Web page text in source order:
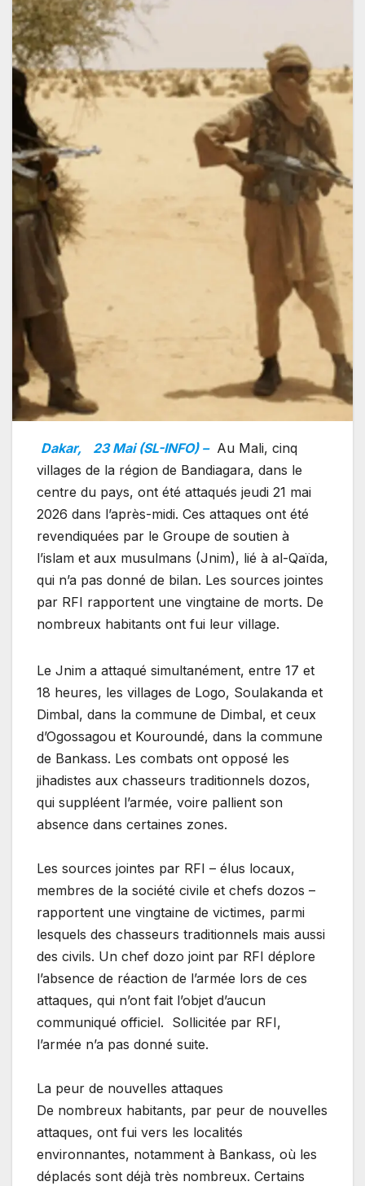
Dakar, 23 Mai (SL-INFO) – Au Mali, cinq
villages de la région de Bandiagara, dans le
centre du pays, ont été attaqués jeudi 21 mai
2026 dans l’après-midi. Ces attaques ont été
revendiquées par le Groupe de soutien à
l’islam et aux musulmans (Jnim), lié à al-Qaïda,
qui n’a pas donné de bilan. Les sources jointes
par RFI rapportent une vingtaine de morts. De
nombreux habitants ont fui leur village.
Le Jnim a attaqué simultanément, entre 17 et
18 heures, les villages de Logo, Soulakanda et
Dimbal, dans la commune de Dimbal, et ceux
d’Ogossagou et Kouroundé, dans la commune
de Bankass. Les combats ont opposé les
jihadistes aux chasseurs traditionnels dozos,
qui suppléent l’armée, voire pallient son
absence dans certaines zones.
Les sources jointes par RFI – élus locaux,
membres de la société civile et chefs dozos –
rapportent une vingtaine de victimes, parmi
lesquels des chasseurs traditionnels mais aussi
des civils. Un chef dozo joint par RFI déplore
l’absence de réaction de l’armée lors de ces
attaques, qui n’ont fait l’objet d’aucun
communiqué officiel. Sollicitée par RFI,
l’armée n’a pas donné suite.
La peur de nouvelles attaques
De nombreux habitants, par peur de nouvelles
attaques, ont fui vers les localités
environnantes, notamment à Bankass, où les
déplacés sont déjà très nombreux. Certains